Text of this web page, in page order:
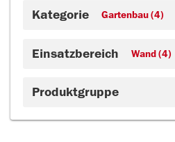
Kategorie Gartenbau (4)
Einsatzbereich Wand (4)
Produktgruppe